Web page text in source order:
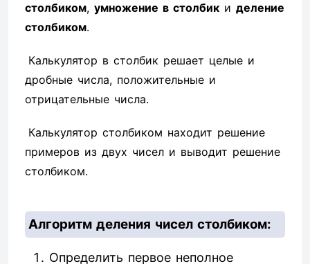
столбиком, умножение в столбик и деление
столбиком.
Калькулятор в столбик решает целые и
дробные числа, положительные и
отрицательные числа.
Калькулятор столбиком находит решение
примеров из двух чисел и выводит решение
столбиком.
Алгоритм деления чисел столбиком:
Определить первое неполное